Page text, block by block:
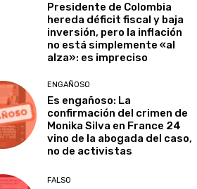
Presidente de Colombia
hereda déficit fiscal y baja
inversión, pero la inflación
no está simplemente «al
alza»: es impreciso
ENGAÑOSO
Es engañoso: La
confirmación del crimen de
Monika Silva en France 24
vino de la abogada del caso,
no de activistas
FALSO